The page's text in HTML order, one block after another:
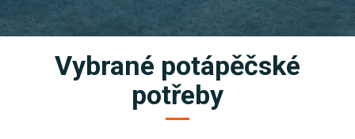
Vybrané potápěčské
potřeby